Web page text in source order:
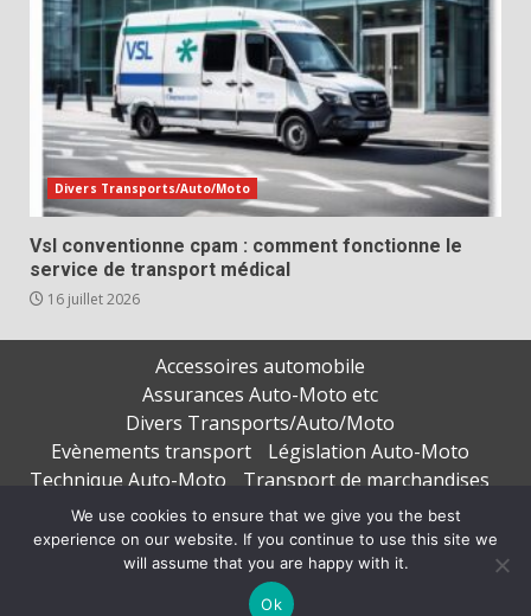
Divers Transports/Auto/Moto
Vsl conventionne cpam : comment fonctionne le
service de transport médical
16 juillet 2026
Accessoires automobile
Assurances Auto-Moto etc
Divers Transports/Auto/Moto
Evènements transport
Législation Auto-Moto
Technique Auto-Moto
Transport de marchandises
Transport de personnes
Copyright © All rights reserved.|DarkNews
themes
We use cookies to ensure that we give you the best
experience on our website. If you continue to use this site we
will assume that you are happy with it.
Ok